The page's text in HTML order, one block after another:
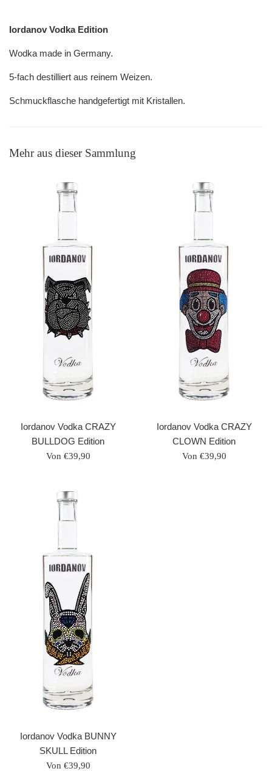
Iordanov Vodka Edition
Wodka made in Germany.
5-fach destilliert aus reinem Weizen.
Schmuckflasche handgefertigt mit Kristallen.
Mehr aus dieser Sammlung
Iordanov Vodka CRAZY
BULLDOG Edition
Von €39,90
Iordanov Vodka CRAZY
CLOWN Edition
Von €39,90
Iordanov Vodka BUNNY
SKULL Edition
Von €39,90